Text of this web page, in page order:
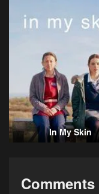
In My Skin
Comments